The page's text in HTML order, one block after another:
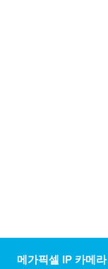
메가픽셀 IP 카메라